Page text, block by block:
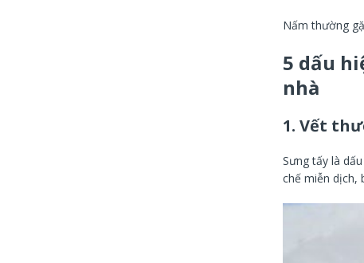
Nấm thường
5 dấu
nhà
1. Vết
Sưng tấy là
chế miễn dịch,